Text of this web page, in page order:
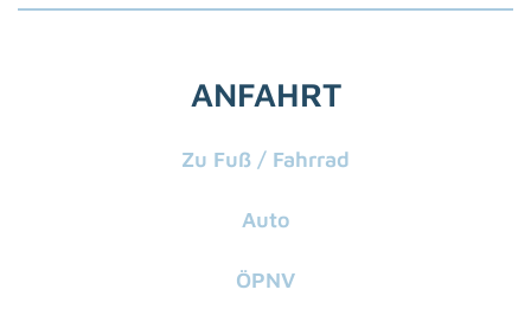
ANFAHRT
Zu Fuß / Fahrrad
Auto
ÖPNV